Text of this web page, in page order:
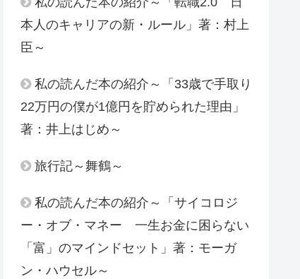
本人のキャリアの新・ルール」著：村上
臣～
私の読んだ本の紹介～「33歳で手取り
22万円の僕が1億円を貯められた理由」
著：井上はじめ～
旅行記～舞鶴～
私の読んだ本の紹介～「サイコロジ
ー・オブ・マネー 一生お金に困らない
「富」のマインドセット」著：モーガ
ン・ハウセル～